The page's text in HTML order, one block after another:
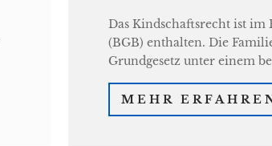
Das Kindschaftsrecht ist im
(BGB) enthalten. Die
Grundgesetz unter einem
MEHR